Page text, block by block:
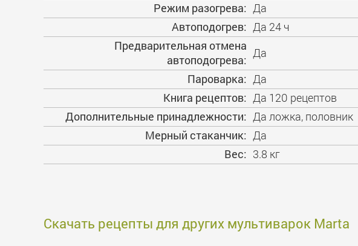
Режим разогрева: Да
Автоподогрев: Да 24 ч
Предварительная отмена
автоподогрева:
Да
Пароварка: Да
Книга рецептов: Да 120 рецептов
Дополнительные принадлежности: Да ложка, половник
Мерный стаканчик: Да
Вес: 3.8 кг
Скачать рецепты для других мультиварок Marta